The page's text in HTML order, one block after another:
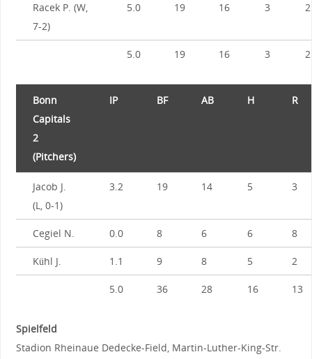
Racek P. (W,
7-2)
5.0 19 16 3 2
5.0 19 16 3 2
Bonn
Capitals
2
(Pitchers)
IP BF AB H R
Jacob J.
(L, 0-1)
3.2 19 14 5 3
Cegiel N. 0.0 8 6 6 8
Kühl J. 1.1 9 8 5 2
5.0 36 28 16 13
Spielfeld
Stadion Rheinaue Dedecke-Field, Martin-Luther-King-Str.